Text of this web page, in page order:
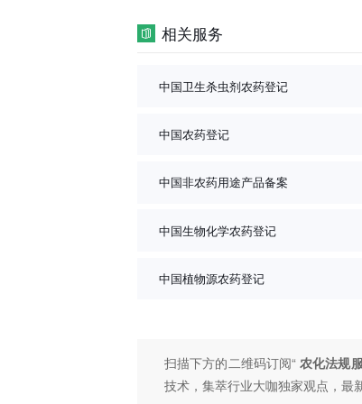
相关服务
中国卫生杀虫剂农药登记
中国农药登记
中国非农药用途产品备案
中国生物化学农药登记
中国植物源农药登记
扫描下方的二维码订阅“农化法规
技术，集萃行业大咖独家观点，最